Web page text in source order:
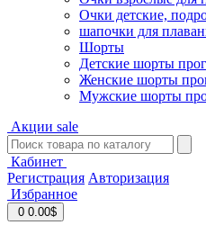
Очки детские,
шапочки для
Шорты
Детские шорты
Женские шорты
Мужские шорты
Акции sale
Кабинет
Регистрация Авторизация
Избранное
0 0.00$